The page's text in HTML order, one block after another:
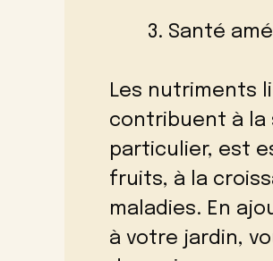
Santé
Les nutriments
contribuent à la
particulier, est
fruits, à la
maladies. En
à votre jardin,